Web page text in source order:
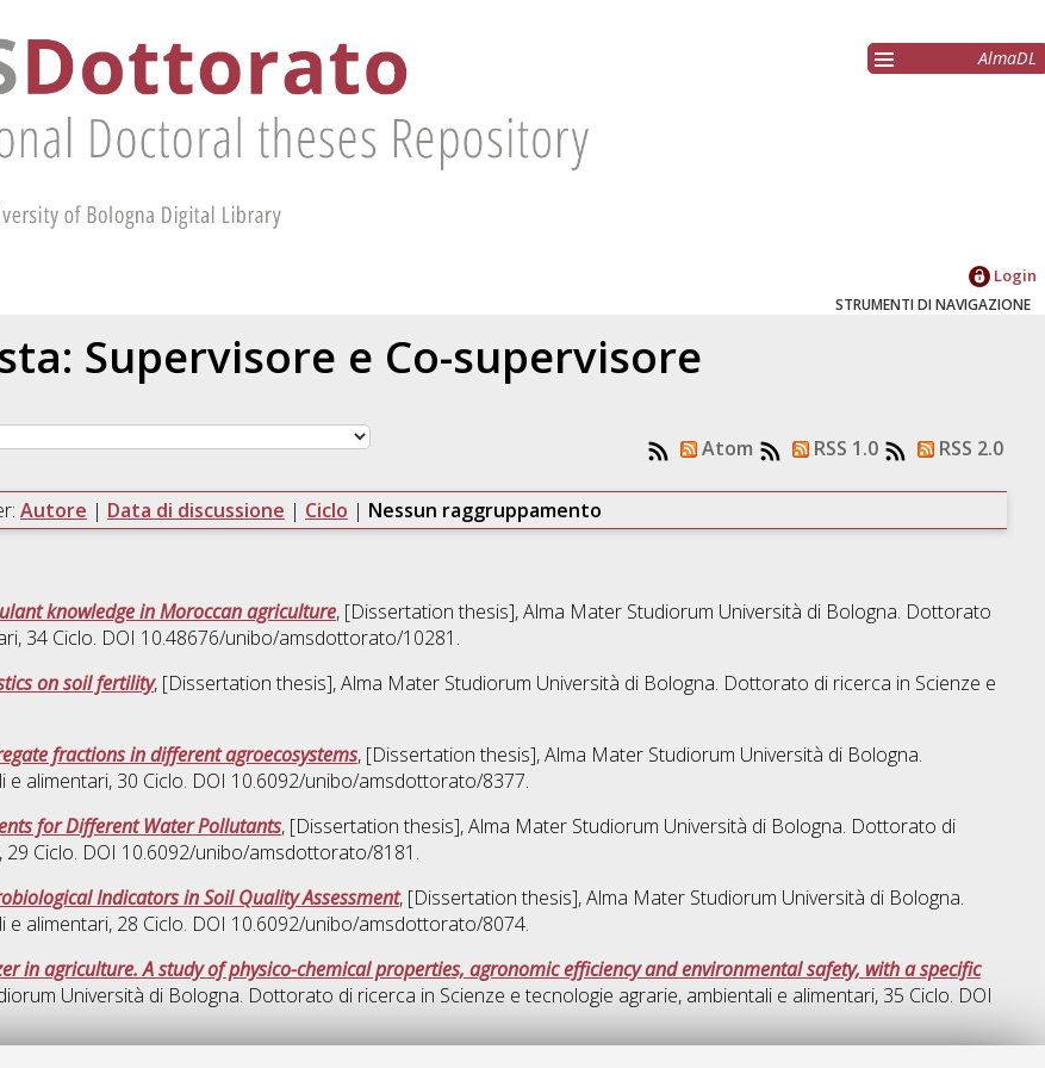
AlmaDL
Login
STRUMENTI DI NAVIGAZIONE
Supervisore e Co-supervisore
Atom RSS 1.0 RSS 2.0
Autore | Data di discussione | Ciclo | Nessun raggruppamento
knowledge in Moroccan agriculture, [Dissertation thesis], Alma Mater Studiorum Università di Bologna. Dottorato
, 34 Ciclo. DOI 10.48676/unibo/amsdottorato/10281.
on soil fertility, [Dissertation thesis], Alma Mater Studiorum Università di Bologna. Dottorato di ricerca in Scienze e
fractions in different agroecosystems, [Dissertation thesis], Alma Mater Studiorum Università di Bologna.
e alimentari, 30 Ciclo. DOI 10.6092/unibo/amsdottorato/8377.
for Different Water Pollutants, [Dissertation thesis], Alma Mater Studiorum Università di Bologna. Dottorato di
29 Ciclo. DOI 10.6092/unibo/amsdottorato/8181.
Indicators in Soil Quality Assessment, [Dissertation thesis], Alma Mater Studiorum Università di Bologna.
e alimentari, 28 Ciclo. DOI 10.6092/unibo/amsdottorato/8074.
in agriculture. A study of physico-chemical properties, agronomic efficiency and environmental safety, with a specific
Università di Bologna. Dottorato di ricerca in Scienze e tecnologie agrarie, ambientali e alimentari, 35 Ciclo. DOI